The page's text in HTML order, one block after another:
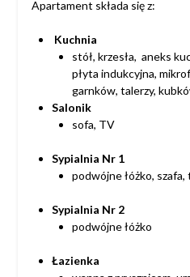
Apartament składa się z:
Kuchnia
stół, krzesła, aneks
płyta indukcyjna,
garnków, talerzy,
Salonik
sofa, TV
Sypialnia Nr 1
podwójne łóżko,
Sypialnia Nr 2
podwójne łóżko
Łazienka